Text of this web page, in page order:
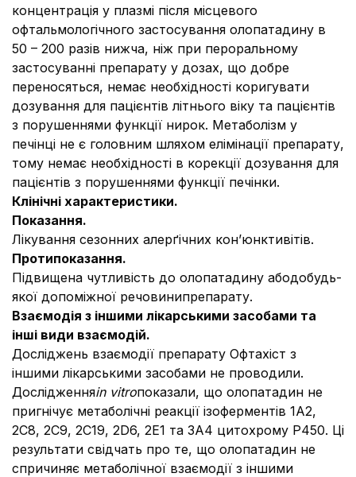
концентрація у плазмі після місцевого
офтальмологічного застосування олопатадину в
50 – 200 разів нижча, ніж при пероральному
застосуванні препарату у дозах, що добре
переносяться, немає необхідності коригувати
дозування для пацієнтів літнього віку та пацієнтів
з порушеннями функції нирок. Метаболізм у
печінці не є головним шляхом елімінації препарату,
тому немає необхідності в корекції дозування для
пацієнтів з порушеннями функції печінки.
Клінічні характеристики.
Показання.
Лікування сезонних алерґічних кон’юнктивітів.
Протипоказання.
Підвищена чутливість до олопатадину абодобудь-
якої допоміжної речовинипрепарату.
Взаємодія з іншими лікарськими засобами та
інші види взаємодій.
Досліджень взаємодії препарату Офтахіст з
іншими лікарськими засобами не проводили.
Дослідженняin vitroпоказали, що олопатадин не
пригнічує метаболічні реакції ізоферментів 1А2,
2С8, 2С9, 2С19, 2D6, 2E1 та 3А4 цитохрому Р450. Ці
результати свідчать про те, що олопатадин не
спричиняє метаболічної взаємодії з іншими